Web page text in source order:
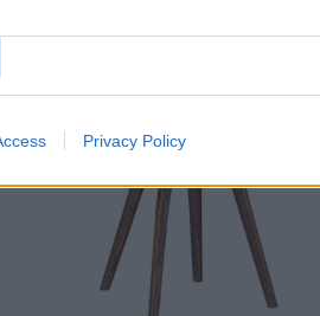
Privacy Policy